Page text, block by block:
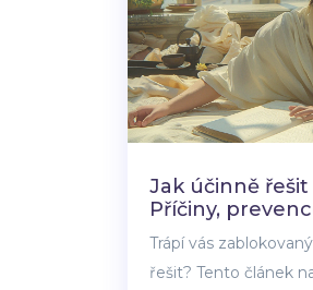
Jak účinně
Příčiny,
Trápí vás
řešit? Tento článek